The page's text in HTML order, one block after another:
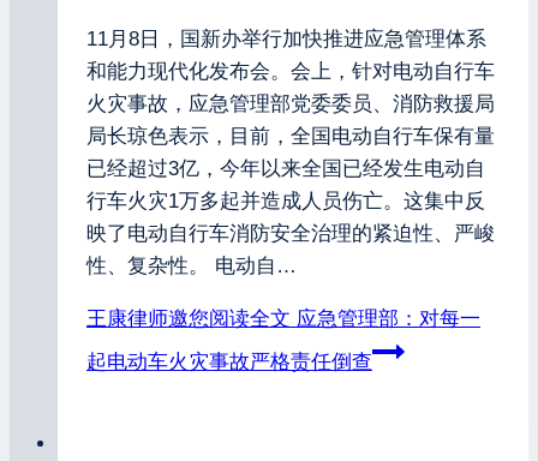
11月8日，国新办举行加快推进应急管理体系
和能力现代化发布会。会上，针对电动自行车
火灾事故，应急管理部党委委员、消防救援局
局长琼色表示，目前，全国电动自行车保有量
已经超过3亿，今年以来全国已经发生电动自
行车火灾1万多起并造成人员伤亡。这集中反
映了电动自行车消防安全治理的紧迫性、严峻
性、复杂性。 电动自…
王康律师邀您阅读全文 应急管理部：对每一
起电动车火灾事故严格责任倒查